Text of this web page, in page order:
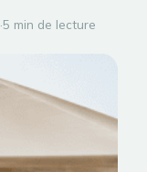
·5 min de lecture